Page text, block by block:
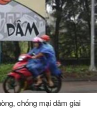
chống mại dâm giai